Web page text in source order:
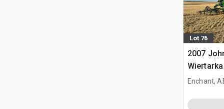
Lot 76
2007
Enchant,